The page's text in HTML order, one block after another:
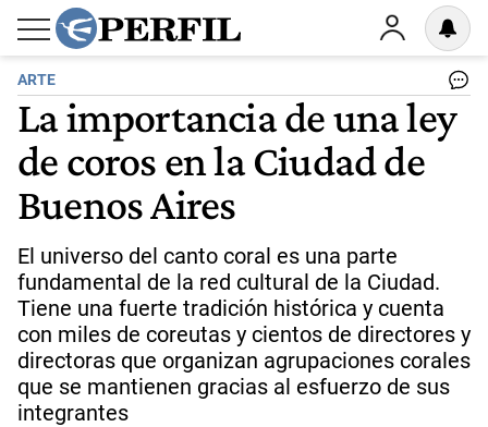
ARTE
La importancia de una ley
de coros en la Ciudad de
Buenos Aires
El universo del canto coral es una parte
fundamental de la red cultural de la Ciudad.
Tiene una fuerte tradición histórica y cuenta
con miles de coreutas y cientos de directores y
directoras que organizan agrupaciones corales
que se mantienen gracias al esfuerzo de sus
integrantes